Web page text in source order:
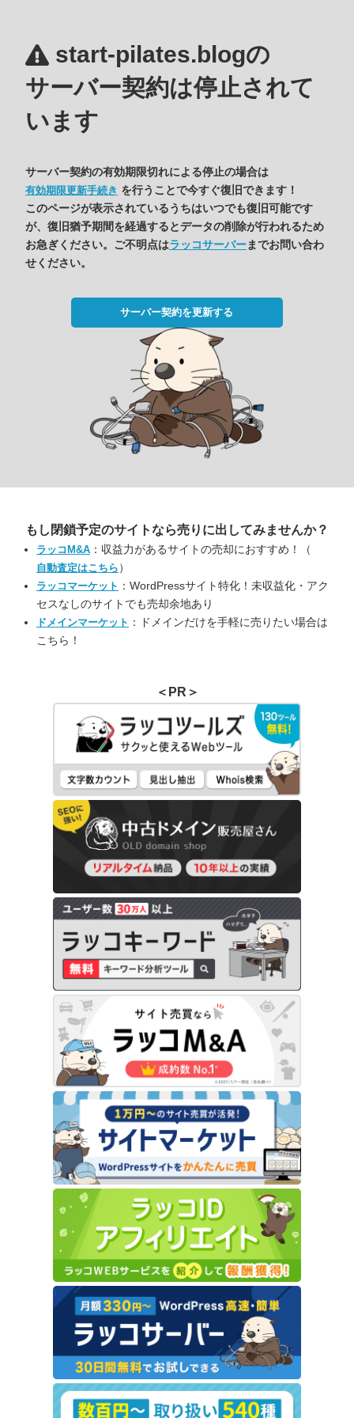
start-pilates.blogの
サーバー契約は停止されて
います
サーバー契約の有効期限切れによる停止の場合は
有効期限更新手続き を行うことで今すぐ復旧できます！
このページが表示されているうちはいつでも復旧可能です
が、復旧猶予期間を経過するとデータの削除が行われるため
お急ぎください。ご不明点はラッコサーバーまでお問い合わ
せください。
サーバー契約を更新する
もし閉鎖予定のサイトなら売りに出してみませんか？
ラッコM&A ：収益力があるサイトの売却におすすめ！（
自動査定はこちら ）
ラッコマーケット ：WordPressサイト特化！未収益化・アク
セスなしのサイトでも売却余地あり
ドメインマーケット ：ドメインだけを手軽に売りたい場合は
こちら！
＜PR＞